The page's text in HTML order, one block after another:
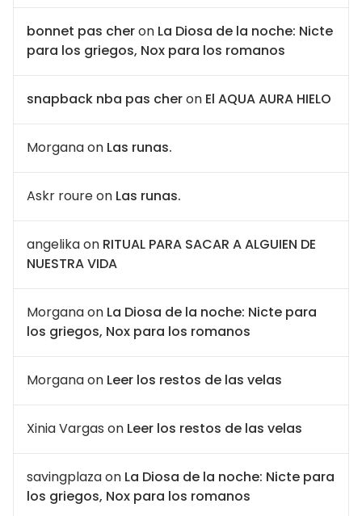
bonnet pas cheron La Diosa de la noche: Nicte
para los griegos, Nox para los romanos
snapback nba pas cheron El AQUA AURA HIELO
Morganaon Las runas.
Askr roureon Las runas.
angelikaon RITUAL PARA SACAR A ALGUIEN DE
NUESTRA VIDA
Morganaon La Diosa de la noche: Nicte para
los griegos, Nox para los romanos
Morganaon Leer los restos de las velas
Xinia Vargas on Leer los restos de las velas
savingplazaon La Diosa de la noche: Nicte para
los griegos, Nox para los romanos